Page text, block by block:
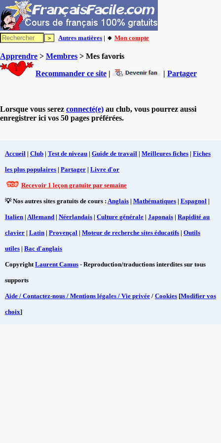
Autres matières | 🔸 Mon compte
Apprendre > Membres > Mes favoris
Recommander ce site | | Partager
Lorsque vous serez connecté(e) au club, vous pourrez aussi
enregistrer ici vos 50 pages préférées.
Accueil | Club | Test de niveau | Guide de travail | Meilleures fiches | Fiches
les plus populaires | Partager | Livre d'or
Recevoir 1 leçon gratuite par semaine
💡 Nos autres sites gratuits de cours : Anglais | Mathématiques | Espagnol |
Italien | Allemand | Néerlandais | Culture générale | Japonais | Rapidité au
clavier | Latin | Provençal | Moteur de recherche sites éducatifs | Outils
utiles | Bac d'anglais
CopyrightLaurent Camus - Reproduction/traductions interdites sur tous
supports
Aide / Contactez-nous / Mentions légales / Vie privée / Cookies [Modifier vos
choix]